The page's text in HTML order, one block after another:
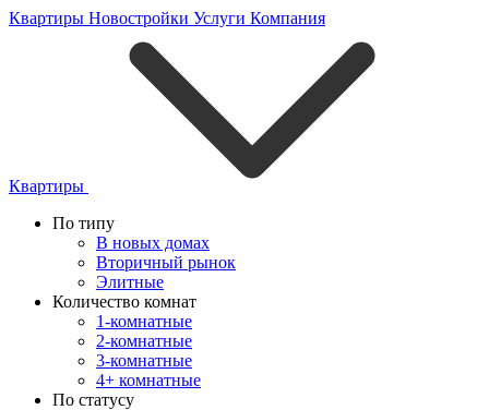
Квартиры Новостройки Услуги Компания
Квартиры
По типу
В новых домах
Вторичный рынок
Элитные
Количество комнат
1-комнатные
2-комнатные
3-комнатные
4+ комнатные
По статусу